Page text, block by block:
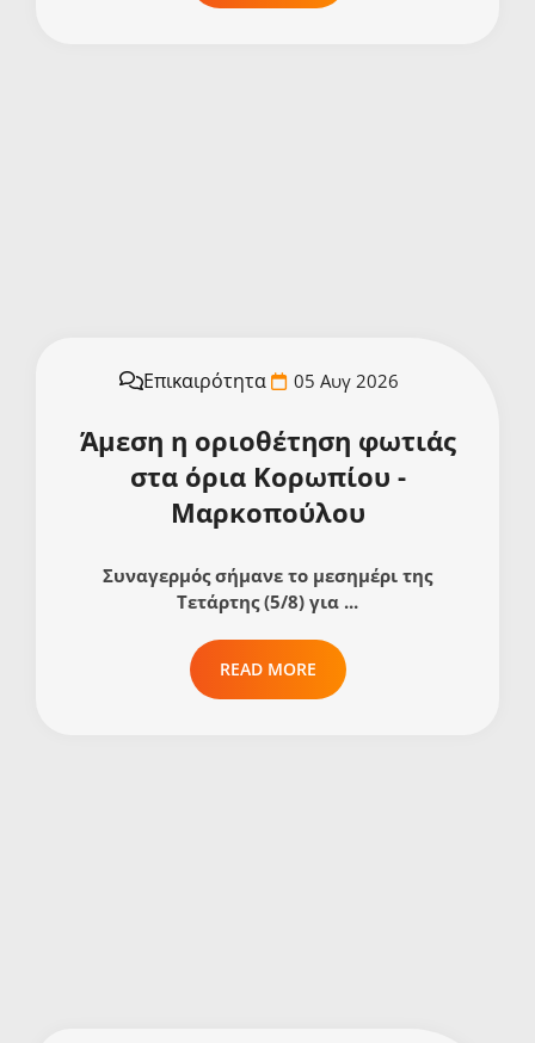
Επικαιρότητα 05 Αυγ 2026
Άμεση η οριοθέτηση φωτιάς
στα όρια Κορωπίου -
Μαρκοπούλου
Συναγερμός σήμανε το μεσημέρι της
Τετάρτης (5/8) για ...
READ MORE